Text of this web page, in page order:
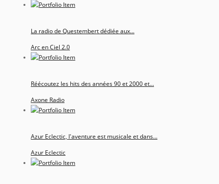
La radio de Questembert dédiée aux...
Arc en Ciel 2.0
Réécoutez les hits des années 90 et 2000 et...
Axone Radio
Azur Eclectic, l'aventure est musicale et dans...
Azur Eclectic